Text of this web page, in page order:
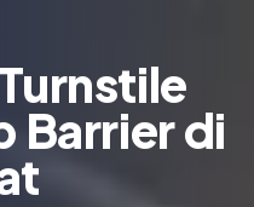
Barrier di